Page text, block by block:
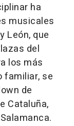
ha
musicales
León, que
del
los más
familiar, se
de
Cataluña,